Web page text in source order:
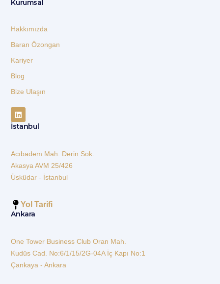
Kurumsal
Hakkımızda
Baran Özongan
Kariyer
Blog
Bize Ulaşın
İstanbul
Acıbadem Mah. Derin Sok.
Akasya AVM 25/426
Üsküdar - İstanbul
Yol Tarifi
Ankara
One Tower Business Club Oran Mah.
Kudüs Cad. No:6/1/15/2G-04A İç Kapı No:1
Çankaya - Ankara